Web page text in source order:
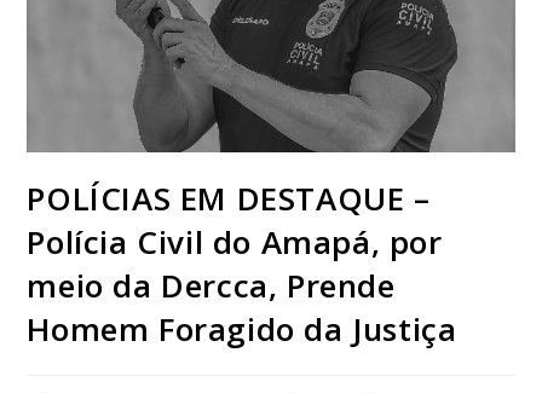
POLÍCIAS EM DESTAQUE –
Polícia Civil do Amapá, por
meio da Dercca, Prende
Homem Foragido da Justiça